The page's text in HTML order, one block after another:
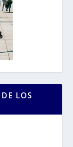
LOS